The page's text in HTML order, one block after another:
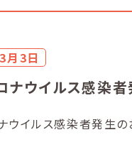
月3日
ナウイルス感染
ウイルス感染者発生